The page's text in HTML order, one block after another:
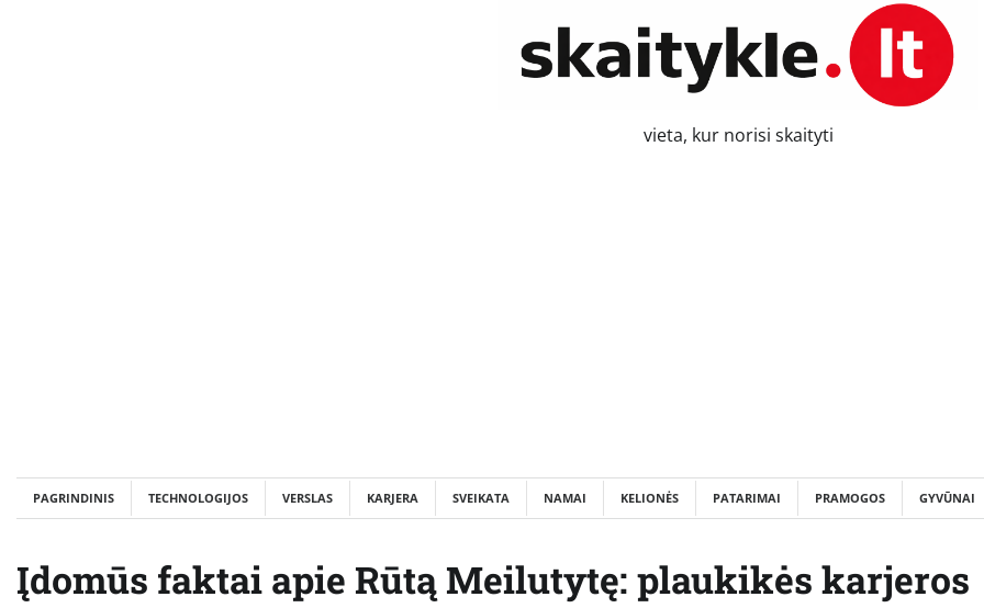
vieta, kur norisi skaityti
PAGRINDINIS TECHNOLOGIJOS VERSLAS KARJERA SVEIKATA NAMAI KELIONĖS PATARIMAI PRAMOGOS GYVŪNAI
Įdomūs faktai apie Rūtą Meilutytę: plaukikės karjeros